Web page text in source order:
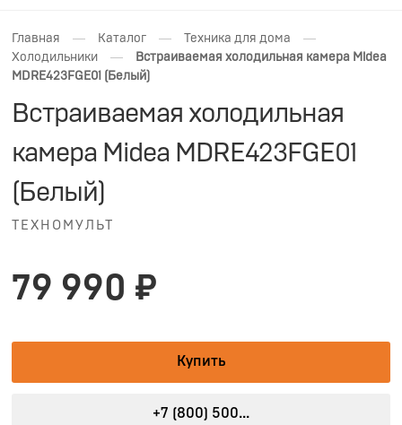
Главная — Каталог — Техника для дома —
Холодильники —
Встраиваемая холодильная камера Midea
MDRE423FGE01 (Белый)
Встраиваемая холодильная
камера Midea MDRE423FGE01
(Белый)
ТЕХНОМУЛЬТ
79 990 ₽
Купить
+7 (800) 500...